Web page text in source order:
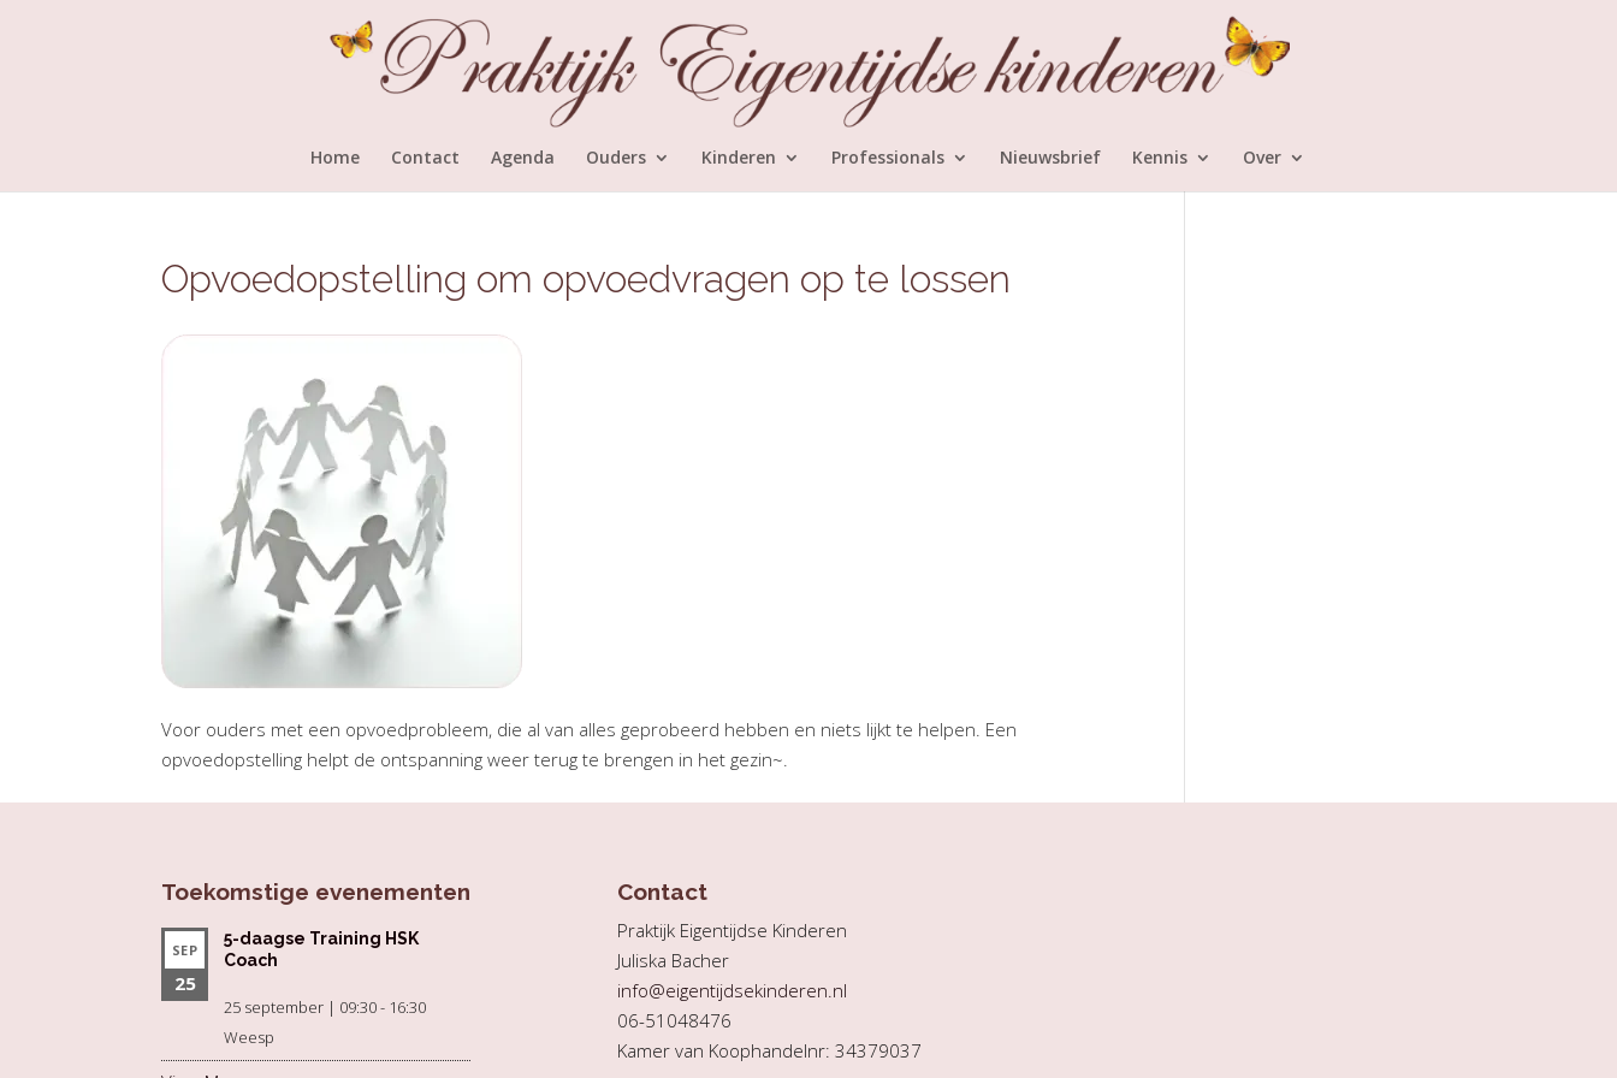
Home Contact Agenda Ouders Kinderen Professionals Nieuwsbrief Kennis Over
Opvoedopstelling om opvoedvragen op te lossen
Voor ouders met een opvoedprobleem, die al van alles geprobeerd hebben en niets lijkt te helpen. Een
opvoedopstelling helpt de ontspanning weer terug te brengen in het gezin~.
Toekomstige evenementen
SEP
25
5-daagse Training HSK
Coach
25 september | 09:30- 16:30
Weesp
Contact
Praktijk Eigentijdse Kinderen
Juliska Bacher
info@eigentijdsekinderen.nl
06-51048476
Kamer van Koophandelnr: 34379037